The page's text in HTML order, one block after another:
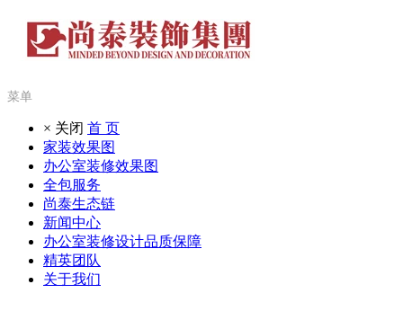
菜单
× 关闭 首 页
家装效果图
办公室装修效果图
全包服务
尚泰生态链
新闻中心
办公室装修设计品质保障
精英团队
关于我们